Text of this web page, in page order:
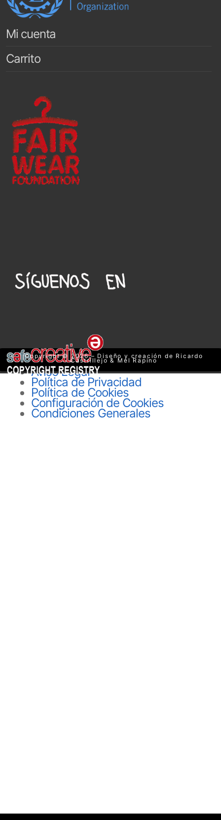
Mi cuenta
Carrito
Copyright © 2026 – Diseño y creación de Ricardo
Castrillejo & Mel Rapino
Aviso Legal
Política de Privacidad
Política de Cookies
Configuración de Cookies
Condiciones Generales